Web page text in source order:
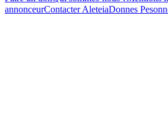
annonceurContacter AleteiaDonnes